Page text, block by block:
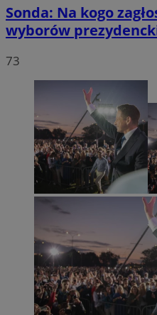
Sonda: Na kogo
wyborów
73